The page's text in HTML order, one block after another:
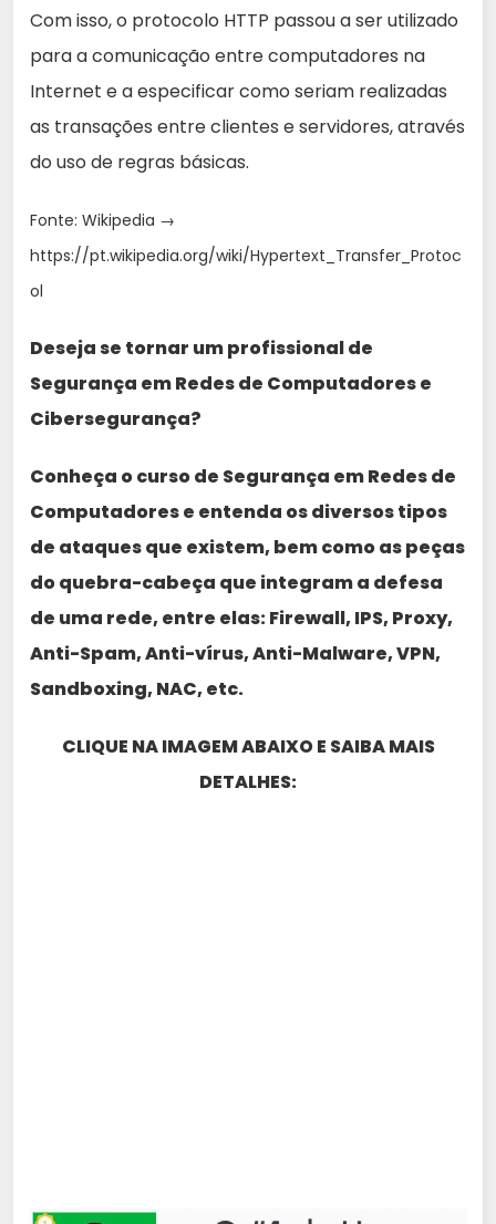
Com isso, o protocolo HTTP passou a ser utilizado
para a comunicação entre computadores na
Internet e a especificar como seriam realizadas
as transações entre clientes e servidores, através
do uso de regras básicas.
Fonte: Wikipedia →
https://pt.wikipedia.org/wiki/Hypertext_Transfer_Protoc
ol
Deseja se tornar um profissional de
Segurança em Redes de Computadores e
Cibersegurança?
Conheça o curso de Segurança em Redes de
Computadores e entenda os diversos tipos
de ataques que existem, bem como as peças
do quebra-cabeça que integram a defesa
de uma rede, entre elas: Firewall, IPS, Proxy,
Anti-Spam, Anti-vírus, Anti-Malware, VPN,
Sandboxing, NAC, etc.
CLIQUE NA IMAGEM ABAIXO E SAIBA MAIS
DETALHES: